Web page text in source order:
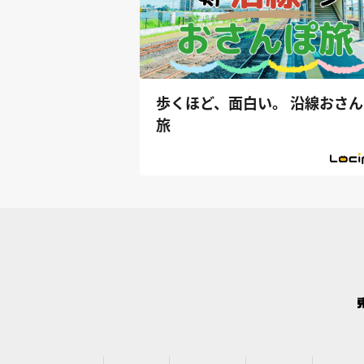
歩くほど、面白い。 沿線おさ
旅